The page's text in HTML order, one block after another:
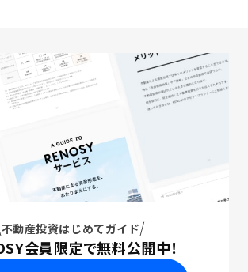
不動産投資はじめてガイド
会員限定で無料公開中！